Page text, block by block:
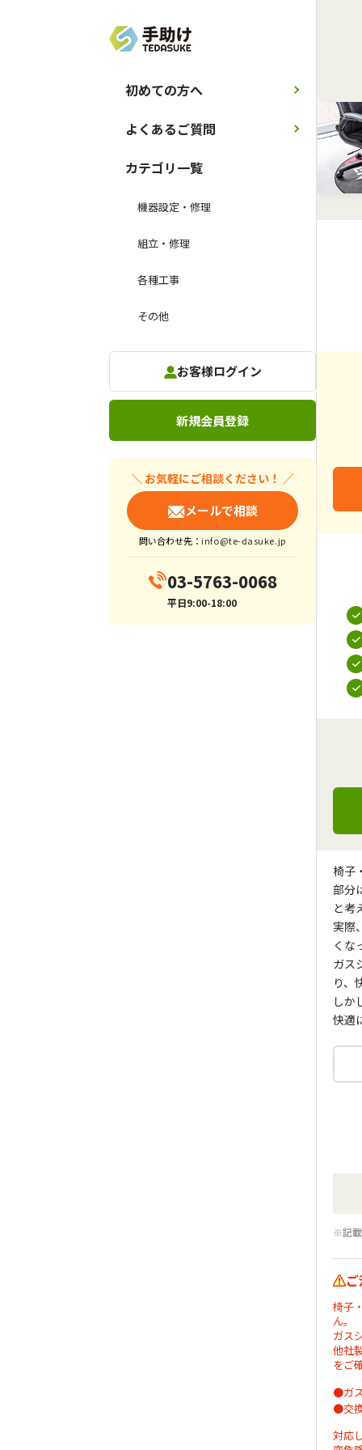
初めての方へ
カテゴリ一覧
機器設定・修理
組立・修理
各種工事
その他
よくあるご質問
お客様ログイン
新規会員登録
＼ お気軽にご相談ください！ ／
メールで相談
問い合わせ先： info@te-dasuke.jp
03-5763-0068
平日9:00-18:00
椅子
部分
と考
実際
くな
ガス
り、
しか
快適
※記
椅子
ん。
ガス
他社
をご
●ガ
●交
対応